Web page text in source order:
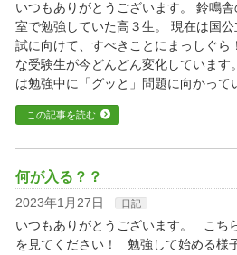
いつもありがとうございます。 鈴鳴舎
室で勉強していた高３生。 現在は国公
試に向けて、すべきことにまっしぐら
な受験生が今どんどん変化していま
は勉強中に「グッと」問題に向かって
この記事を読む
何が入る？？
2023年1月27日 日記
いつもありがとうございます。 こち
を見てください！ 勉強して始める様